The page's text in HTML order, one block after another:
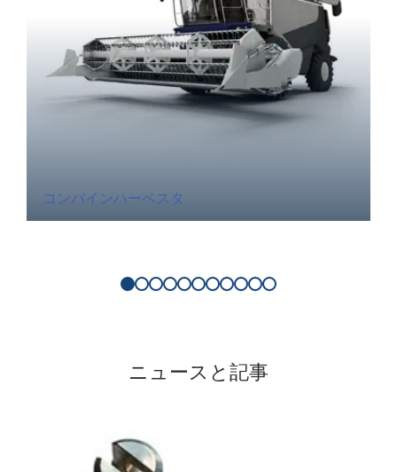
コンバインハーベスタ
ニュースと記事